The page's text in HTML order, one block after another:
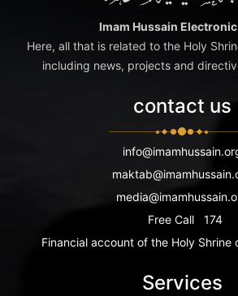
Imam Hussain Electronic
Here, all that is related to the Holy
including news, projects and
contact us
Free Call
174
Financial account of the Holy Shrine
Services